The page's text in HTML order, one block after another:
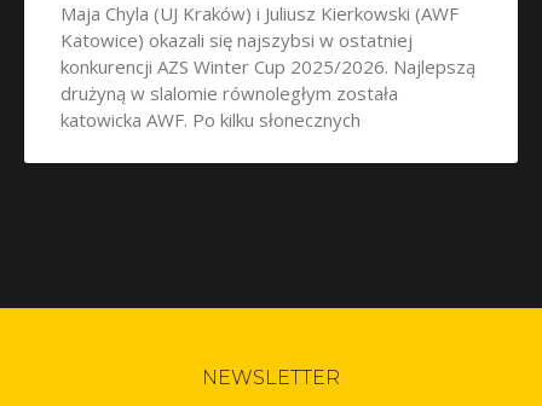
Maja Chyla (UJ Kraków) i Juliusz Kierkowski (AWF
Katowice) okazali się najszybsi w ostatniej
konkurencji AZS Winter Cup 2025/2026. Najlepszą
drużyną w slalomie równoległym została
katowicka AWF. Po kilku słonecznych
NEWSLETTER